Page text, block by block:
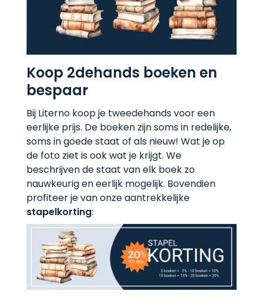
Koop 2dehands boeken en
bespaar
Bij Literno koop je tweedehands voor een
eerlijke prijs. De boeken zijn soms in redelijke,
soms in goede staat of als nieuw! Wat je op
de foto ziet is ook wat je krijgt. We
beschrijven de staat van elk boek zo
nauwkeurig en eerlijk mogelijk. Bovendien
profiteer je van onze aantrekkelijke
stapelkorting: